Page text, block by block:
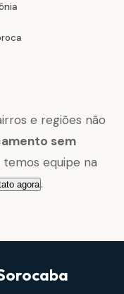
e regiões não
sem
equipe na
agora.